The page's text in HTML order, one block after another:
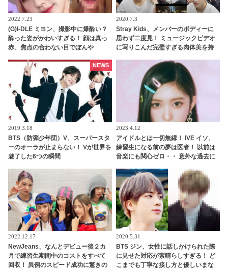
2022.7.23
(G)I-DLE ミヨン、撮影中に爆酔い？
酔った姿がかわいすぎる！ 顔は真っ
赤、焦点の合わない目でぼんや
2020.7.3
Stray Kids、メンバーのボディーに
思わず二度見！ ミュージックビデオ
に写りこんだ完璧すぎる肉体美を持
2019.3.18
BTS（防弾少年団）V、スーパースタ
ーのオーラが止まらない！ Vが世界を
魅了した6つの瞬間
NEWS
2023.4.12
アイドルとは一切無縁！ IVE イソ、
練習生になる前の夢は医者！ 以前は
音楽にも関心ゼロ・・ 意外な過去に
2022.12.17
NewJeans、なんとデビュー後２カ
月で練習生期間中のコストをすべて
回収！ 異例のスピード成功に驚きの
2020.5.31
BTS ジン、女性に話しかけられた際
に見せた対応が素晴らしすぎる！ ど
こまでも丁寧な接し方と優しいまな